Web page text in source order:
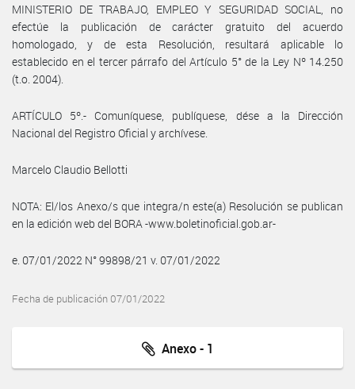
MINISTERIO DE TRABAJO, EMPLEO Y SEGURIDAD SOCIAL, no
efectúe la publicación de carácter gratuito del acuerdo
homologado, y de esta Resolución, resultará aplicable lo
establecido en el tercer párrafo del Artículo 5° de la Ley Nº 14.250
(t.o. 2004).
ARTÍCULO 5º.- Comuníquese, publíquese, dése a la Dirección
Nacional del Registro Oficial y archívese.
Marcelo Claudio Bellotti
NOTA: El/los Anexo/s que integra/n este(a) Resolución se publican
en la edición web del BORA -www.boletinoficial.gob.ar-
e. 07/01/2022 N° 99898/21 v. 07/01/2022
Fecha de publicación 07/01/2022
Anexo - 1